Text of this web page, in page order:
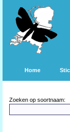
Home
Zoeken op soortnaam: